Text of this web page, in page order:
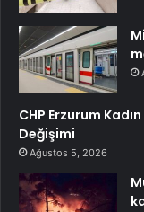
CHP Erzurum
Değişimi
Ağustos 5, 2026